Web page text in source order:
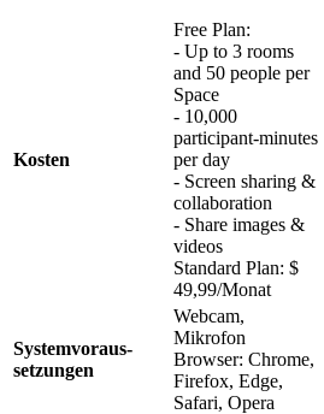
Kosten
Free Plan:
- Up to 3 rooms
and 50 people per
Space
- 10,000
participant-minutes
per day
- Screen sharing &
collaboration
- Share images &
videos
Standard Plan: $
49,99/Monat
Systemvoraus-
setzungen
Webcam,
Mikrofon
Browser: Chrome,
Firefox, Edge,
Safari, Opera